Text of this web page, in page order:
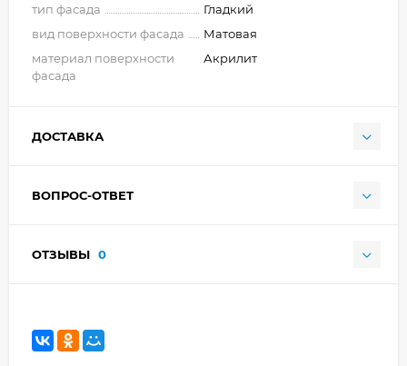
тип фасада
Гладкий
вид поверхности фасада
Матовая
материал поверхности
фасада
Акрилит
ДОСТАВКА
ВОПРОС-ОТВЕТ
ОТЗЫВЫ 0